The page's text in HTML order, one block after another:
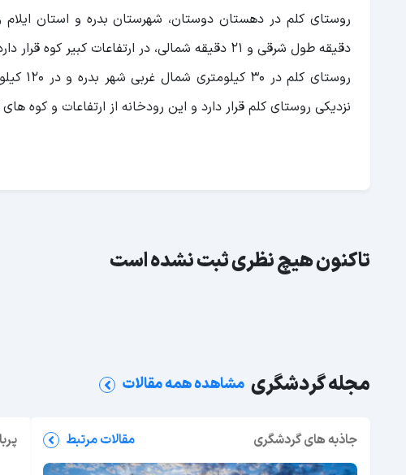
دقیقه طول شرقی و ۲۱ دقیقه شمالی، در ارتفاعات کبیر کوه قرار دارد و ارتفاع این روستا ۱۵۰۰ متر بالاتر از سطح زمین است.
نزدیکی روستای کلم قرار دارد و این رودخانه از ارتفاعات و کوه
تاکنون هیچ نظری ثبت نشده است
مجله گردشگری مشاهده همه مقالات
جاذبه های گردشگری مقالات مرتبط